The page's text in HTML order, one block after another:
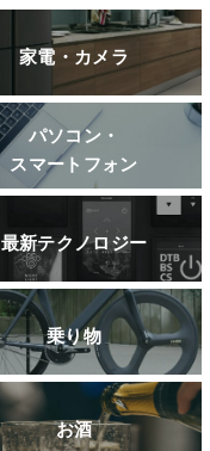
家電・カメラ
パソコン・
スマートフォン
最新テクノロジー
乗り物
お酒